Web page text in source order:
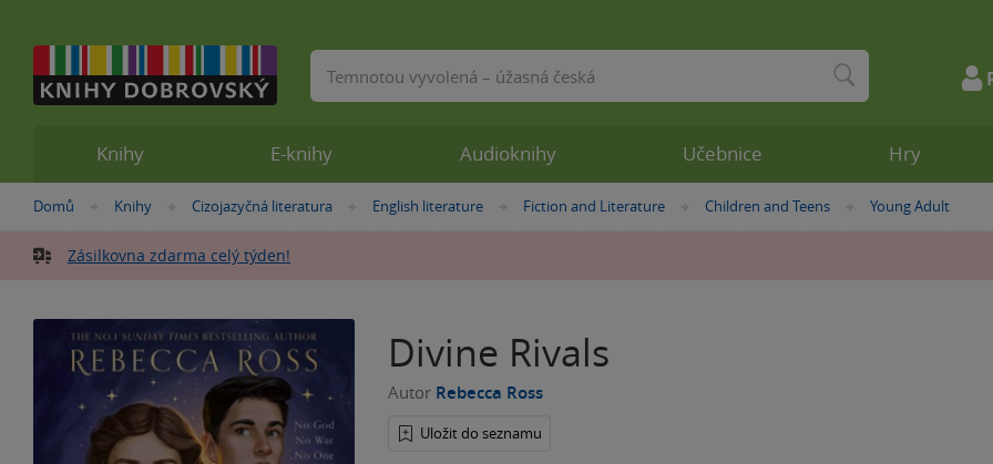
Nacházíte
zde:
Domů »
Knihy »
Cizojazyčná literatura »
English literature »Fiction and Literature »
Children and Teens »
Young Adult
Zásilkovna zdarma celý týden!
Divine Rivals
Autor Rebecca Ross
Uložit do seznamu
Knihy E-knihy Audioknihy Učebnice Hry
Vyhledávání